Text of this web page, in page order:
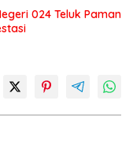
024 Teluk Paman